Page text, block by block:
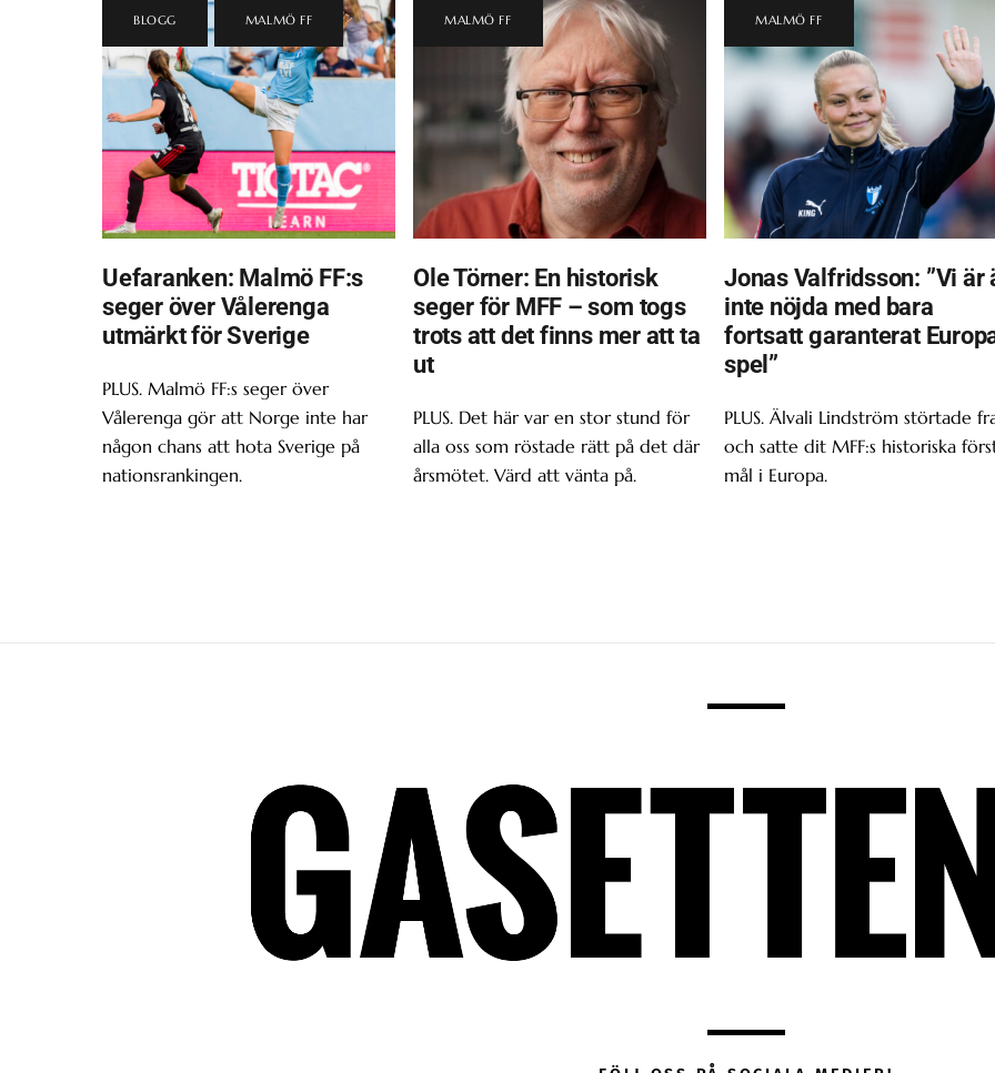
BLOGG MALMÖ FF
Uefaranken: Malmö FF:s
seger över Vålerenga
utmärkt för Sverige
PLUS. Malmö FF:s seger över
Vålerenga gör att Norge inte har
någon chans att hota Sverige på
nationsrankingen.
MALMÖ FF
Ole Törner: En historisk
seger för MFF – som togs
trots att det finns mer att ta
ut
PLUS. Det här var en stor stund för
alla oss som röstade rätt på det där
årsmötet. Värd att vänta på.
MALMÖ FF
Jonas Valfridsson: ”Vi är
inte nöjda med bara
fortsatt garanterat
spel”
PLUS. Älvali Lindström störtade
och satte dit MFF:s historiska
mål i Europa.